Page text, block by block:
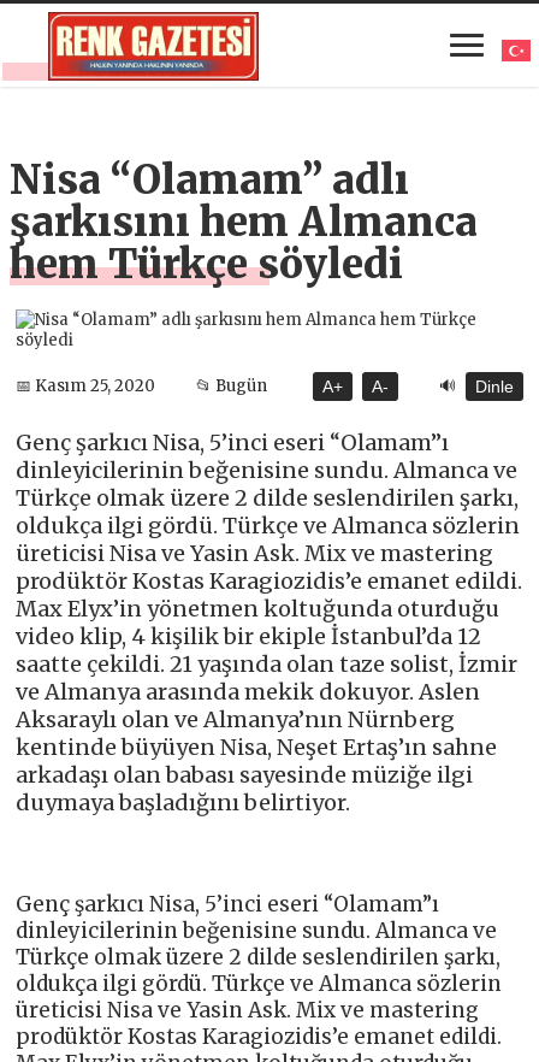
Nisa “Olamam” adlı
şarkısını hem Almanca
hem Türkçe söyledi
📅 Kasım 25, 2020 📂 Bugün A+ A- 🔊 Dinle
Genç şarkıcı Nisa, 5’inci eseri “Olamam”ı
dinleyicilerinin beğenisine sundu. Almanca ve
Türkçe olmak üzere 2 dilde seslendirilen şarkı,
oldukça ilgi gördü. Türkçe ve Almanca sözlerin
üreticisi Nisa ve Yasin Ask. Mix ve mastering
prodüktör Kostas Karagiozidis’e emanet edildi.
Max Elyx’in yönetmen koltuğunda oturduğu
video klip, 4 kişilik bir ekiple İstanbul’da 12
saatte çekildi. 21 yaşında olan taze solist, İzmir
ve Almanya arasında mekik dokuyor. Aslen
Aksaraylı olan ve Almanya’nın Nürnberg
kentinde büyüyen Nisa, Neşet Ertaş’ın sahne
arkadaşı olan babası sayesinde müziğe ilgi
duymaya başladığını belirtiyor.
Genç şarkıcı Nisa, 5’inci eseri “Olamam”ı
dinleyicilerinin beğenisine sundu. Almanca ve
Türkçe olmak üzere 2 dilde seslendirilen şarkı,
oldukça ilgi gördü. Türkçe ve Almanca sözlerin
üreticisi Nisa ve Yasin Ask. Mix ve mastering
prodüktör Kostas Karagiozidis’e emanet edildi.